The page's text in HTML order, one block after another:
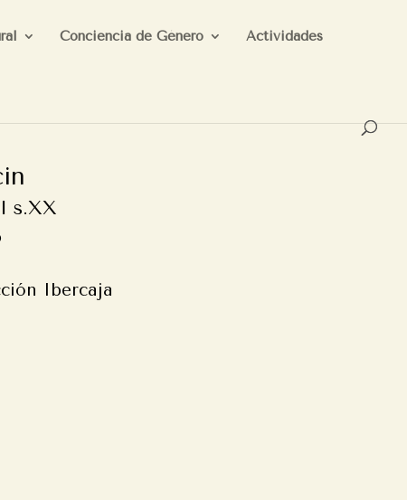
Conciencia de Género Actividades
s.XX
Ibercaja